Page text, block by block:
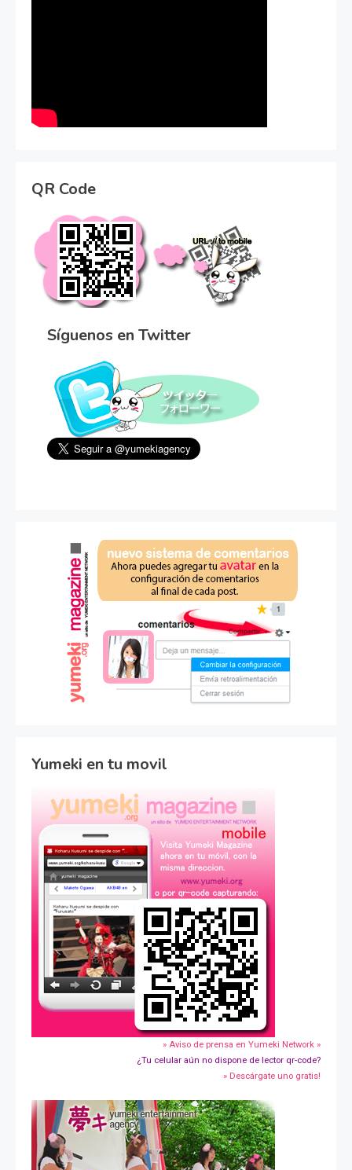
QR Code
Síguenos en Twitter
Yumeki en tu movil
» Aviso de prensa en Yumeki Network »
¿Tu celular aún no dispone de lector qr-code?
» Descárgate uno gratis!